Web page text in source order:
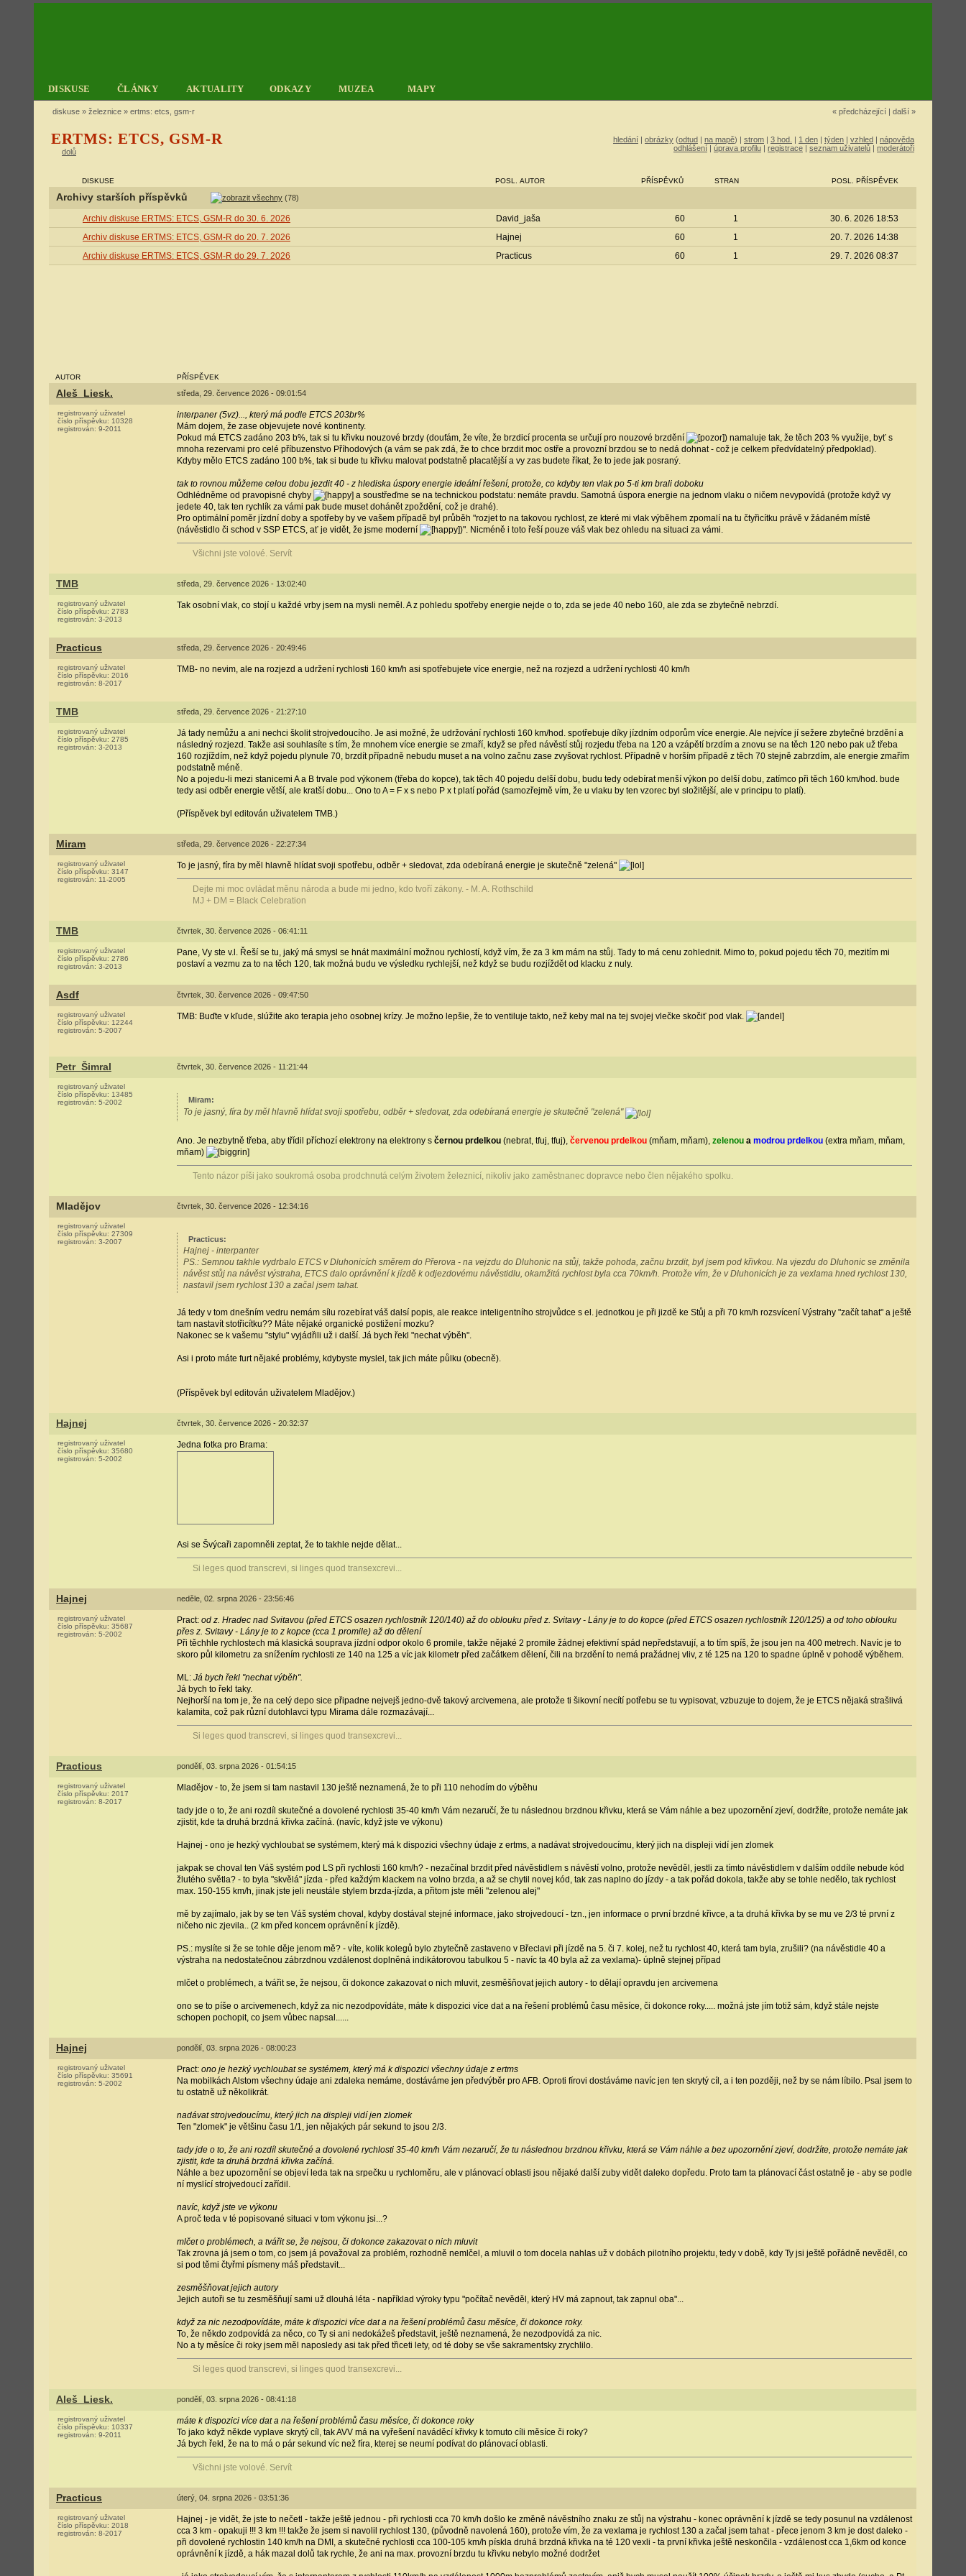
DISKUSE ČLÁNKY AKTUALITY ODKAZY MUZEA MAPY
diskuse » železnice » ertms: etcs, gsm-r « předcházející | další »
ERTMS: ETCS, GSM-R
dolů
hledání | obrázky (odtud | na mapě) | strom | 3 hod. | 1 den | týden | vzhled | nápověda
odhlášení | úprava profilu | registrace | seznam uživatelů | moderátoři
DISKUSE POSL. AUTOR PŘÍSPĚVKŮ STRAN POSL. PŘÍSPĚVEK
Archivy starších příspěvků (78)
Archiv diskuse ERTMS: ETCS, GSM-R do 30. 6. 2026 David_jaša 60 1
30. 6. 2026 18:53
Archiv diskuse ERTMS: ETCS, GSM-R do 20. 7. 2026
Hajnej 60 1
20. 7. 2026 14:38
Archiv diskuse ERTMS: ETCS, GSM-R do 29. 7. 2026
Practicus 60 1 29. 7. 2026 08:37
AUTOR PŘÍSPĚVEK
Aleš_Liesk. středa, 29. července 2026 - 09:01:54
registrovaný uživatel
číslo příspěvku: 10328
registrován: 9-2011
interpaner (5vz)..., který má podle ETCS 203br%
Mám dojem, že zase objevujete nové kontinenty.
Pokud má ETCS zadáno 203 b%, tak si tu křivku nouzové brzdy (doufám, že víte, že brzdicí procenta se určují pro nouzové brzdění
) namaluje tak, že těch 203 % využije, byť s
mnoha rezervami pro celé příbuzenstvo Příhodových (a vám se pak zdá, že to chce brzdit moc ostře a provozní brzdou se to nedá dohnat - což je celkem předvídatelný předpoklad).
Kdyby mělo ETCS zadáno 100 b%, tak si bude tu křivku malovat podstatně placatější a vy zas budete říkat, že to jede jak posraný.
tak to rovnou můžeme celou dobu jezdit 40 - z hlediska úspory energie ideální řešení, protože, co kdyby ten vlak po 5-ti km brali doboku
Odhlédněme od pravopisné chyby
a soustřeďme se na technickou podstatu: nemáte pravdu. Samotná úspora energie na jednom vlaku o ničem nevypovídá (protože když vy
jedete 40, tak ten rychlík za vámi pak bude muset dohánět zpoždění, což je drahé).
Pro optimální poměr jízdní doby a spotřeby by ve vašem případě byl průběh "rozjet to na takovou rychlost, ze které mi vlak výběhem zpomalí na tu čtyřicítku právě v žádaném místě
(návěstidlo či schod v SSP ETCS, ať je vidět, že jsme moderní
)". Nicméně i toto řeší pouze váš vlak bez ohledu na situaci za vámi.
Všichni jste volové. Servít
TMB středa, 29. července 2026 - 13:02:40
registrovaný uživatel
číslo příspěvku: 2783
registrován: 3-2013
Tak osobní vlak, co stojí u každé vrby jsem na mysli neměl. A z pohledu spotřeby energie nejde o to, zda se jede 40 nebo 160, ale zda se zbytečně nebrzdí.
Practicus středa, 29. července 2026 - 20:49:46
registrovaný uživatel
číslo příspěvku: 2016
registrován: 8-2017
TMB- no nevim, ale na rozjezd a udržení rychlosti 160 km/h asi spotřebujete více energie, než na rozjezd a udržení rychlosti 40 km/h
TMB středa, 29. července 2026 - 21:27:10
registrovaný uživatel
číslo příspěvku: 2785
registrován: 3-2013
Já tady nemůžu a ani nechci školit strojvedoucího. Je asi možné, že udržování rychlosti 160 km/hod. spotřebuje díky jízdním odporům více energie. Ale nejvíce jí sežere zbytečné brzdění a
následný rozjezd. Takže asi souhlasíte s tím, že mnohem více energie se zmaří, když se před návěstí stůj rozjedu třeba na 120 a vzápětí brzdím a znovu se na těch 120 nebo pak už třeba
160 rozjíždím, než když pojedu plynule 70, brzdít případně nebudu muset a na volno začnu zase zvyšovat rychlost. Případně v horším případě z těch 70 stejně zabrzdím, ale energie zmařím
podstatně méně.
No a pojedu-li mezi stanicemi A a B trvale pod výkonem (třeba do kopce), tak těch 40 pojedu delší dobu, budu tedy odebírat menší výkon po delší dobu, zatímco při těch 160 km/hod. bude
tedy asi odběr energie větší, ale kratší dobu... Ono to A = F x s nebo P x t platí pořád (samozřejmě vím, že u vlaku by ten vzorec byl složitější, ale v principu to platí).
(Příspěvek byl editován uživatelem TMB.)
Miram středa, 29. července 2026 - 22:27:34
registrovaný uživatel
číslo příspěvku: 3147
registrován: 11-2005
To je jasný, fíra by měl hlavně hlídat svoji spotřebu, odběr + sledovat, zda odebíraná energie je skutečně "zelená"
Dejte mi moc ovládat měnu národa a bude mi jedno, kdo tvoří zákony. - M. A. Rothschild
MJ + DM = Black Celebration
TMB čtvrtek, 30. července 2026 - 06:41:11
registrovaný uživatel
číslo příspěvku: 2786
registrován: 3-2013
Pane, Vy ste v.l. Řeší se tu, jaký má smysl se hnát maximální možnou rychlostí, když vím, že za 3 km mám na stůj. Tady to má cenu zohlednit. Mimo to, pokud pojedu těch 70, mezitím mi
postaví a vezmu za to na těch 120, tak možná budu ve výsledku rychlejší, než když se budu rozjíždět od klacku z nuly.
Asdf čtvrtek, 30. července 2026 - 09:47:50
registrovaný uživatel
číslo příspěvku: 12244
registrován: 5-2007
TMB: Buďte v kľude, slúžite ako terapia jeho osobnej krízy. Je možno lepšie, že to ventiluje takto, než keby mal na tej svojej vlečke skočiť pod vlak.
Petr_Šimral čtvrtek, 30. července 2026 - 11:21:44
registrovaný uživatel
číslo příspěvku: 13485
registrován: 5-2002 Miram:
To je jasný, fíra by měl hlavně hlídat svoji spotřebu, odběr + sledovat, zda odebíraná energie je skutečně "zelená"
Ano. Je nezbytně třeba, aby třídil příchozí elektrony na elektrony s černou prdelkou (nebrat, tfuj, tfuj), červenou prdelkou (mňam, mňam), zelenou a modrou prdelkou (extra mňam, mňam,
mňam)
Tento názor píši jako soukromá osoba prodchnutá celým životem železnicí, nikoliv jako zaměstnanec dopravce nebo člen nějakého spolku.
Mladějov čtvrtek, 30. července 2026 - 12:34:16
registrovaný uživatel
číslo příspěvku: 27309
registrován: 3-2007 Practicus:
Hajnej - interpanter
PS.: Semnou takhle vydrbalo ETCS v Dluhonicích směrem do Přerova - na vejzdu do Dluhonic na stůj, takže pohoda, začnu brzdit, byl jsem pod křivkou. Na vjezdu do Dluhonic se změnila
návěst stůj na návěst výstraha, ETCS dalo oprávnění k jízdě k odjezdovému návěstidlu, okamžitá rychlost byla cca 70km/h. Protože vím, že v Dluhonicích je za vexlama hned rychlost 130,
nastavil jsem rychlost 130 a začal jsem tahat.
Já tedy v tom dnešním vedru nemám sílu rozebírat váš dalsí popis, ale reakce inteligentního strojvůdce s el. jednotkou je při jizdě ke Stůj a při 70 km/h rozsvícení Výstrahy "začít tahat" a ještě
tam nastavít stotřicítku?? Máte nějaké organické postižení mozku?
Nakonec se k vašemu "stylu" vyjádřili už i další. Já bych řekl "nechat výběh".
Asi i proto máte furt nějaké problémy, kdybyste myslel, tak jich máte půlku (obecně).
(Příspěvek byl editován uživatelem Mladějov.)
Hajnej čtvrtek, 30. července 2026 - 20:32:37
registrovaný uživatel
číslo příspěvku: 35680
registrován: 5-2002
Jedna fotka pro Brama:
Asi se Švýcaři zapomněli zeptat, že to takhle nejde dělat...
Si leges quod transcrevi, si linges quod transexcrevi...
Hajnej neděle, 02. srpna 2026 - 23:56:46
registrovaný uživatel
číslo příspěvku: 35687
registrován: 5-2002
Pract: od z. Hradec nad Svitavou (před ETCS osazen rychlostník 120/140) až do oblouku před z. Svitavy - Lány je to do kopce (před ETCS osazen rychlostník 120/125) a od toho oblouku
přes z. Svitavy - Lány je to z kopce (cca 1 promile) až do dělení
Při těchhle rychlostech má klasická souprava jízdní odpor okolo 6 promile, takže nějaké 2 promile žádnej efektivní spád nepředstavují, a to tím spíš, že jsou jen na 400 metrech. Navíc je to
skoro půl kilometru za snížením rychlosti ze 140 na 125 a víc jak kilometr před začátkem dělení, čili na brzdění to nemá pražádnej vliv, z té 125 na 120 to spadne úplně v pohodě výběhem.
ML: Já bych řekl "nechat výběh".
Já bych to řekl taky.
Nejhorší na tom je, že na celý depo sice připadne nejvejš jedno-dvě takový arcivemena, ale protože ti šikovní necítí potřebu se tu vypisovat, vzbuzuje to dojem, že je ETCS nějaká strašlivá
kalamita, což pak různí dutohlavci typu Mirama dále rozmazávají...
Si leges quod transcrevi, si linges quod transexcrevi...
Practicus pondělí, 03. srpna 2026 - 01:54:15
registrovaný uživatel
číslo příspěvku: 2017
registrován: 8-2017
Mladějov - to, že jsem si tam nastavil 130 ještě neznamená, že to při 110 nehodím do výběhu
tady jde o to, že ani rozdíl skutečné a dovolené rychlosti 35-40 km/h Vám nezaručí, že tu následnou brzdnou křivku, která se Vám náhle a bez upozornění zjeví, dodržíte, protože nemáte jak
zjistit, kde ta druhá brzdná křivka začíná. (navíc, když jste ve výkonu)
Hajnej - ono je hezký vychloubat se systémem, který má k dispozici všechny údaje z ertms, a nadávat strojvedoucímu, který jich na displeji vidí jen zlomek
jakpak se choval ten Váš systém pod LS při rychlosti 160 km/h? - nezačínal brzdit před návěstidlem s návěstí volno, protože nevěděl, jestli za tímto návěstidlem v dalším oddíle nebude kód
žlutého světla? - to byla "skvělá" jízda - před každým klackem na volno brzda, a až se chytil novej kód, tak zas naplno do jízdy - a tak pořád dokola, takže aby se tohle nedělo, tak rychlost
max. 150-155 km/h, jinak jste jeli neustále stylem brzda-jízda, a přitom jste měli "zelenou alej"
mě by zajímalo, jak by se ten Váš systém choval, kdyby dostával stejné informace, jako strojvedoucí - tzn., jen informace o první brzdné křivce, a ta druhá křivka by se mu ve 2/3 té první z
ničeho nic zjevila.. (2 km před koncem oprávnění k jízdě).
PS.: myslíte si že se tohle děje jenom mě? - víte, kolik kolegů bylo zbytečně zastaveno v Břeclavi při jízdě na 5. či 7. kolej, než tu rychlost 40, která tam byla, zrušili? (na návěstidle 40 a
výstraha na nedostatečnou zábrzdnou vzdálenost doplněná indikátorovou tabulkou 5 - navíc ta 40 byla až za vexlama)- úplně stejnej případ
mlčet o problémech, a tvářit se, že nejsou, či dokonce zakazovat o nich mluvit, zesměšňovat jejich autory - to dělají opravdu jen arcivemena
ono se to píše o arcivemenech, když za nic nezodpovídáte, máte k dispozici více dat a na řešení problémů času měsíce, či dokonce roky..... možná jste jím totiž sám, když stále nejste
schopen pochopit, co jsem vůbec napsal......
Hajnej pondělí, 03. srpna 2026 - 08:00:23
registrovaný uživatel
číslo příspěvku: 35691
registrován: 5-2002
Pract: ono je hezký vychloubat se systémem, který má k dispozici všechny údaje z ertms
Na mobilkách Alstom všechny údaje ani zdaleka nemáme, dostáváme jen předvýběr pro AFB. Oproti fírovi dostáváme navíc jen ten skrytý cíl, a i ten později, než by se nám líbilo. Psal jsem to
tu ostatně už několikrát.
nadávat strojvedoucímu, který jich na displeji vidí jen zlomek
Ten "zlomek" je většinu času 1/1, jen nějakých pár sekund to jsou 2/3.
tady jde o to, že ani rozdíl skutečné a dovolené rychlosti 35-40 km/h Vám nezaručí, že tu následnou brzdnou křivku, která se Vám náhle a bez upozornění zjeví, dodržíte, protože nemáte jak
zjistit, kde ta druhá brzdná křivka začíná.
Náhle a bez upozornění se objeví leda tak na srpečku u rychloměru, ale v plánovací oblasti jsou nějaké další zuby vidět daleko dopředu. Proto tam ta plánovací část ostatně je - aby se podle
ní myslící strojvedoucí zařídil.
navíc, když jste ve výkonu
A proč teda v té popisované situaci v tom výkonu jsi...?
mlčet o problémech, a tvářit se, že nejsou, či dokonce zakazovat o nich mluvit
Tak zrovna já jsem o tom, co jsem já považoval za problém, rozhodně nemlčel, a mluvil o tom docela nahlas už v dobách pilotního projektu, tedy v době, kdy Ty jsi ještě pořádně nevěděl, co
si pod těmi čtyřmi písmeny máš představit...
zesměšňovat jejich autory
Jejich autoři se tu zesměšňují sami už dlouhá léta - například výroky typu "počítač nevěděl, který HV má zapnout, tak zapnul oba"...
když za nic nezodpovídáte, máte k dispozici více dat a na řešení problémů času měsíce, či dokonce roky.
To, že někdo zodpovídá za něco, co Ty si ani nedokážeš představit, ještě neznamená, že nezodpovídá za nic.
No a ty měsíce či roky jsem měl naposledy asi tak před třiceti lety, od té doby se vše sakramentsky zrychlilo.
Si leges quod transcrevi, si linges quod transexcrevi...
Aleš_Liesk. pondělí, 03. srpna 2026 - 08:41:18
registrovaný uživatel
číslo příspěvku: 10337
registrován: 9-2011
máte k dispozici více dat a na řešení problémů času měsíce, či dokonce roky
To jako když někde vyplave skrytý cíl, tak AVV má na vyřešení naváděcí křivky k tomuto cíli měsíce či roky?
Já bych řekl, že na to má o pár sekund víc než fíra, kterej se neumí podívat do plánovací oblasti.
Všichni jste volové. Servít
Practicus úterý, 04. srpna 2026 - 03:51:36
registrovaný uživatel
číslo příspěvku: 2018
registrován: 8-2017
Hajnej - je vidět, že jste to nečetl - takže ještě jednou - při rychlosti cca 70 km/h došlo ke změně návěstního znaku ze stůj na výstrahu - konec oprávnění k jízdě se tedy posunul na vzdálenost
cca 3 km - opakuji !!! 3 km !!! takže že jsem si navolil rychlost 130, (původně navolená 160), protože vím, že za vexlama je rychlost 130 a začal jsem tahat - přece jenom 3 km je dost daleko -
při dovolené rychlostin 140 km/h na DMI, a skutečné rychlosti cca 100-105 km/h pískla druhá brzdná křivka na té 120 vexli - ta první křivka ještě neskončila - vzdálenost cca 1,6km od konce
oprávnění k jízdě, a hák mazal dolů tak rychle, že ani na max. provozní brzdu tu křivku nebylo možné dodržet